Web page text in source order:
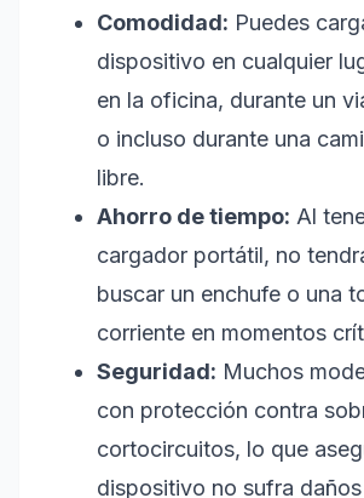
Comodidad: Puedes
dispositivo en cualquier
en la oficina, durante un
o incluso durante una
libre.
Ahorro de tiempo: Al
cargador portátil, no
buscar un enchufe o una
corriente en momentos
Seguridad: Muchos
con protección contra
cortocircuitos, lo que
dispositivo no sufra daños